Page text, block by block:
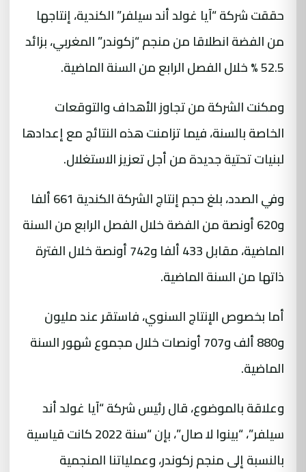
حققت شركة “آيا غولد أند سيلفر” الكندية، إنتاجها
من الفضة انطلاقا من منجم “زكوندر” المغربي، بزائد
52.5 % خلال الفصل الرابع من السنة الماضية.
ومكنت الشركة من تجاوز الأهداف والتوقعات
الخاصة بالسنة، فيما تزامنت هذه النتائج مع إعدادها
لبنيات تحتية جديدة من أجل تعزيز الاستغلال.
وفي الصدد، بلغ حجم إنتاج الشركة الكندية 661 ألفا
و620 أونصة من الفضة خلال الفصل الرابع من السنة
الماضية، مقابل 433 ألفا و742 أونصة خلال الفترة
ذاتها من السنة الماضية.
أما بخصوص الإنتاج السنوي، فاستقر عند مليون
و880 ألف و707 أونصات خلال مجموع شهور السنة
الماضية.
وعلاقة بالموضوع، قال رئيس شركة “آيا غولد أند
سيلفر”، “بينوا لا صال”، بإن “سنة 2022 كانت قياسية
بالنسبة إلى منجم زكوندر، وعملياتنا المنجمية